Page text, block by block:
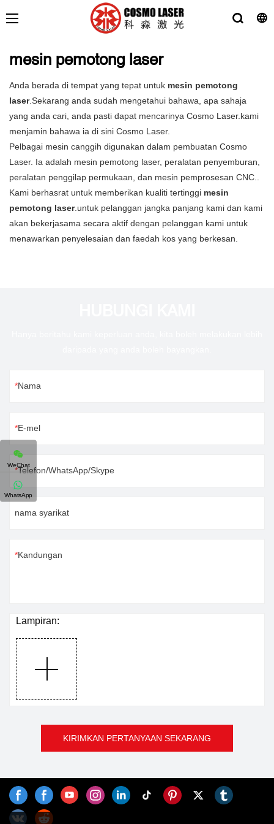
mesin pemotong laser
Anda berada di tempat yang tepat untuk mesin pemotong
laser.Sekarang anda sudah mengetahui bahawa, apa sahaja
yang anda cari, anda pasti dapat mencarinya Cosmo Laser.kami
menjamin bahawa ia di sini Cosmo Laser.
Pelbagai mesin canggih digunakan dalam pembuatan Cosmo
Laser. Ia adalah mesin pemotong laser, peralatan penyemburan,
peralatan penggilap permukaan, dan mesin pemprosesan CNC..
Kami berhasrat untuk memberikan kualiti tertinggi mesin
pemotong laser.untuk pelanggan jangka panjang kami dan kami
akan bekerjasama secara aktif dengan pelanggan kami untuk
menawarkan penyelesaian dan faedah kos yang berkesan.
Nama
E-mel
Telefon/WhatsApp/Skype
nama syarikat
Kandungan
Lampiran:
KIRIMKAN PERTANYAAN SEKARANG
WeChat
WhatsApp